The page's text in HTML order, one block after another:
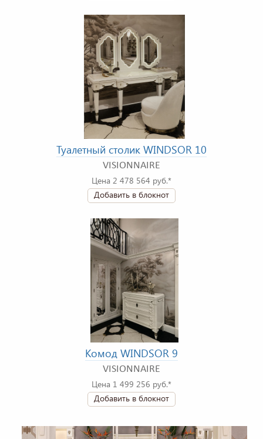
Туалетный столик WINDSOR 10
VISIONNAIRE
Цена 2 478 564 руб.*
Добавить в блокнот
Комод WINDSOR 9
VISIONNAIRE
Цена 1 499 256 руб.*
Добавить в блокнот